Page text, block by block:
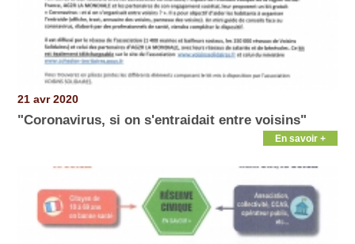
21 avr 2020
"Coronavirus, si on s'entraidait entre voisins"
En savoir +